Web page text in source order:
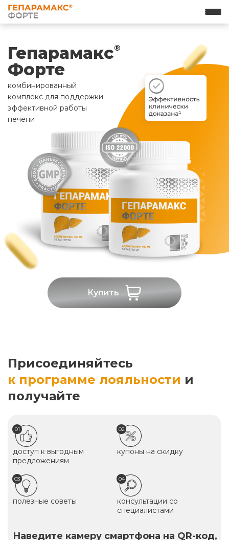
Гепарамакс®
Форте
комбинированный
комплекс для поддержки
эффективной работы
печени
Купить
Присоединяйтесь
к программе лояльности и
получайте
01
доступ к выгодным
предложениям
02
купоны на скидку
03
полезные советы
04
консультации со
специалистами
Наведите камеру смартфона на QR-код,